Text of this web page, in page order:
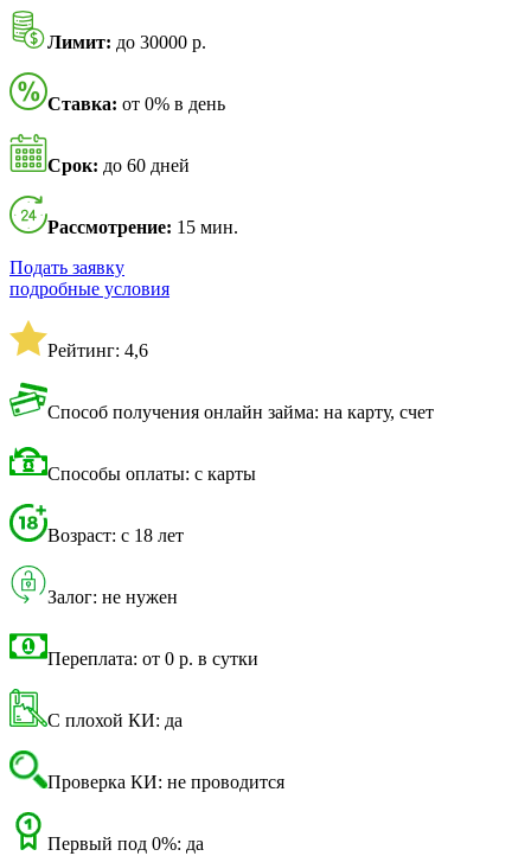
Лимит: до 30000 р.
Ставка: от 0% в день
Срок: до 60 дней
Рассмотрение: 15 мин.
Подать заявку
подробные условия
Рейтинг: 4,6
Способ получения онлайн займа: на карту, счет
Способы оплаты: с карты
Возраст: с 18 лет
Залог: не нужен
Переплата: от 0 р. в сутки
С плохой КИ: да
Проверка КИ: не проводится
Первый под 0%: да